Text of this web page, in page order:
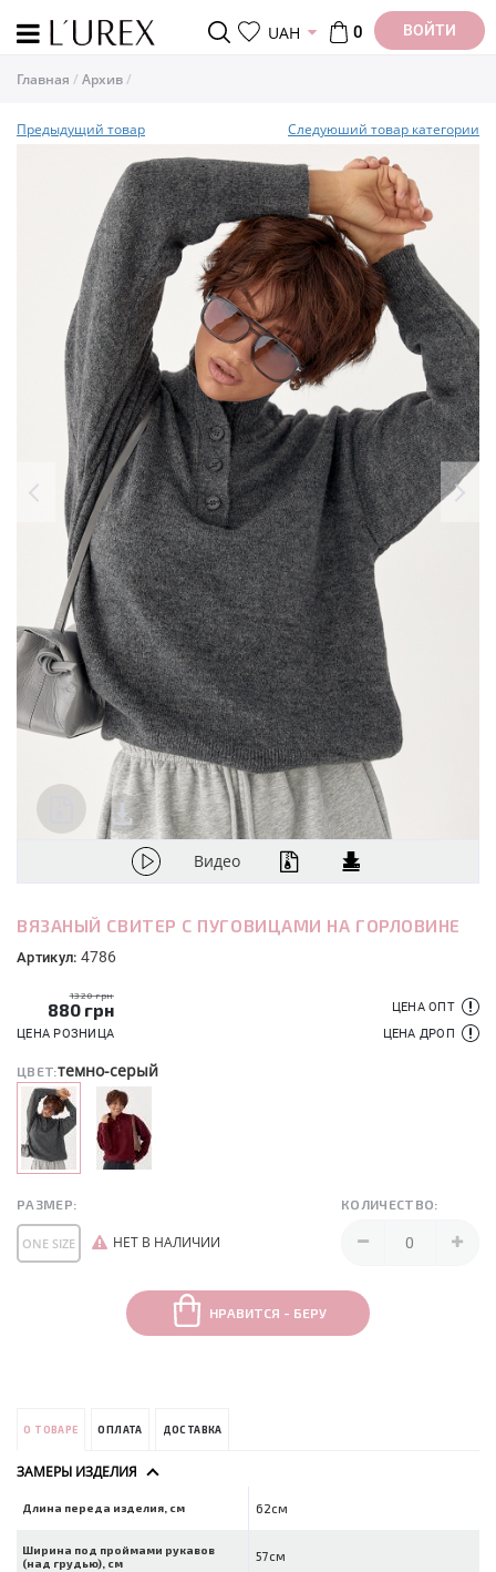
UAH 0 ВОЙТИ
Главная Архив
Предыдущий товар Следуюший товар категории
Видео
ВЯЗАНЫЙ СВИТЕР С ПУГОВИЦАМИ НА ГОРЛОВИНЕ
Артикул: 4786
1320 грн
880 грн
ЦЕНА РОЗНИЦА
ЦЕНА ОПТ
ЦЕНА ДРОП
ЦВЕТ:темно-серый
РАЗМЕР: КОЛИЧЕСТВО:
ONE SIZE НЕТ В НАЛИЧИИ
НРАВИТСЯ - БЕРУ
О ТОВАРЕ ОПЛАТА ДОСТАВКА
ЗАМЕРЫ ИЗДЕЛИЯ
Длина переда изделия, см 62см
Ширина под проймами рукавов
(над грудью), см
57см